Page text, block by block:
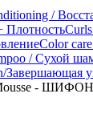
/
Плотность
Color
/ Сухой
Завершающая
- ШИФОН